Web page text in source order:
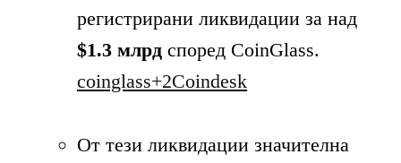
регистрирани ликвидации за над
$1.3 млрд според CoinGlass.
coinglass+2Coindesk
От тези ликвидации значителна